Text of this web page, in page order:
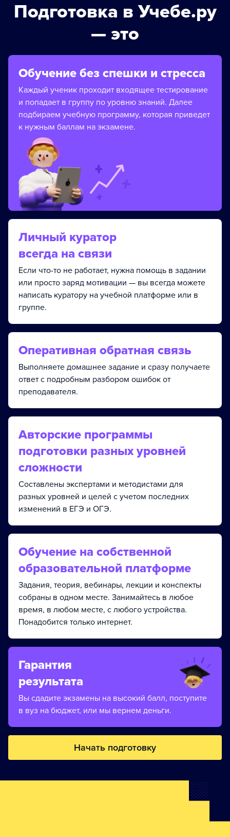
Подготовка в Учебе.ру
— это
Обучение без спешки и стресса
Каждый ученик проходит входящее тестирование
и попадает в группу по уровню знаний. Далее
подбираем учебную программу, которая приведет
к нужным баллам на экзамене.
Личный куратор
всегда на связи
Если что-то не работает, нужна помощь в задании
или просто заряд мотивации — вы всегда можете
написать куратору на учебной платформе или в
группе.
Оперативная обратная связь
Выполняете домашнее задание и сразу получаете
ответ с подробным разбором ошибок от
преподавателя.
Авторские программы
подготовки разных уровней
сложности
Составлены экспертами и методистами для
разных уровней и целей с учетом последних
изменений в ЕГЭ и ОГЭ.
Обучение на собственной
образовательной платформе
Задания, теория, вебинары, лекции и конспекты
собраны в одном месте. Занимайтесь в любое
время, в любом месте, с любого устройства.
Понадобится только интернет.
Гарантия
результата
Вы сдадите экзамены на высокий балл, поступите
в вуз на бюджет, или мы вернем деньги.
Начать подготовку